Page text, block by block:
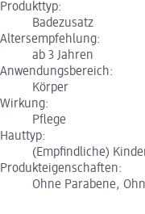
Produkttyp:
Badezusatz
Altersempfehlung:
ab 3 Jahren
Anwendungsbereich:
Körper
Wirkung:
Pflege
Hauttyp:
(Empfindliche)
Produkteigenschaften:
Ohne Parabene,